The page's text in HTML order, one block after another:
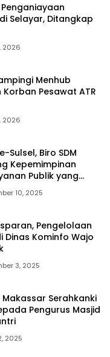
Penganiayaan
Selayar, Ditangkap
2026
Menhub
Pesawat ATR
2026
Sulsel, Biro SDM
Kepemimpinan
Publik yang
10, 2025
Pengelolaan
Dinas Kominfo Wajo
3, 2025
Serahkanki
Pengurus Masjid
2025